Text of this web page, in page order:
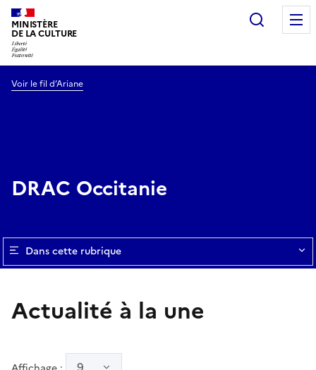
MINISTÈRE
DE LA CULTURE
Voir le fil d’Ariane
DRAC Occitanie
Dans cette rubrique
Actualité à la une